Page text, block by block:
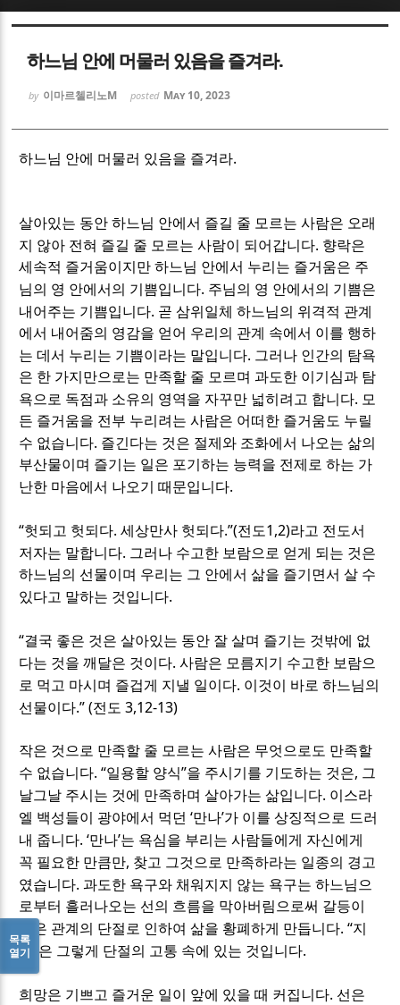
하느님 안에 머물러 있음을 즐겨라.
by 이마르첼리노M posted May 10, 2023
하느님 안에 머물러 있음을 즐겨라.
살아있는 동안 하느님 안에서 즐길 줄 모르는 사람은 오래
지 않아 전혀 즐길 줄 모르는 사람이 되어갑니다. 향락은
세속적 즐거움이지만 하느님 안에서 누리는 즐거움은 주
님의 영 안에서의 기쁨입니다. 주님의 영 안에서의 기쁨은
내어주는 기쁨입니다. 곧 삼위일체 하느님의 위격적 관계
에서 내어줌의 영감을 얻어 우리의 관계 속에서 이를 행하
는 데서 누리는 기쁨이라는 말입니다. 그러나 인간의 탐욕
은 한 가지만으로는 만족할 줄 모르며 과도한 이기심과 탐
욕으로 독점과 소유의 영역을 자꾸만 넓히려고 합니다. 모
든 즐거움을 전부 누리려는 사람은 어떠한 즐거움도 누릴
수 없습니다. 즐긴다는 것은 절제와 조화에서 나오는 삶의
부산물이며 즐기는 일은 포기하는 능력을 전제로 하는 가
난한 마음에서 나오기 때문입니다.
“헛되고 헛되다.세상만사 헛되다.”(전도1,2)라고 전도서
저자는 말합니다. 그러나 수고한 보람으로 얻게 되는 것은
하느님의 선물이며 우리는 그 안에서 삶을 즐기면서 살 수
있다고 말하는 것입니다.
“결국 좋은 것은 살아있는 동안 잘 살며 즐기는 것밖에 없
다는 것을 깨달은 것이다.사람은 모름지기 수고한 보람으
로 먹고 마시며 즐겁게 지낼 일이다. 이것이 바로 하느님의
선물이다.” (전도3,12-13)
작은 것으로 만족할 줄 모르는 사람은 무엇으로도 만족할
수 없습니다. “일용할 양식”을 주시기를 기도하는 것은, 그
날그날 주시는 것에 만족하며 살아가는 삶입니다. 이스라
엘 백성들이 광야에서 먹던‘만나’가 이를 상징적으로 드러
내 줍니다. ‘만나’는 욕심을 부리는 사람들에게 자신에게
꼭 필요한 만큼만, 찾고 그것으로 만족하라는 일종의 경고
였습니다.과도한 욕구와 채워지지 않는 욕구는 하느님으
로부터 흘러나오는 선의 흐름을 막아버림으로써 갈등이
빚은 관계의 단절로 인하여 삶을 황폐하게 만듭니다. “지
옥
은 그렇게 단절의 고통 속에 있는 것입니다.
희망은 기쁘고 즐거운 일이 앞에 있을 때 커집니다. 선은
목록
열기
Sketchbook5, 스케치북5
Sketchbook5, 스케치북5
Sketchbook5, 스케치북5
Sketchbook5, 스케치북5